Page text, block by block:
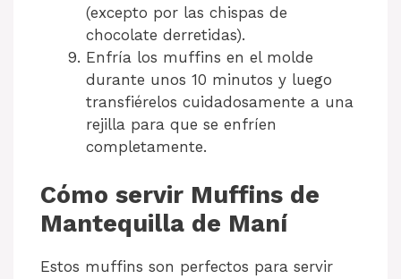
(excepto por las chispas de
chocolate derretidas).
Enfría los muffins en el molde
durante unos 10 minutos y luego
transfiérelos cuidadosamente a una
rejilla para que se enfríen
completamente.
Cómo servir Muffins de
Mantequilla de Maní
Estos muffins son perfectos para servir